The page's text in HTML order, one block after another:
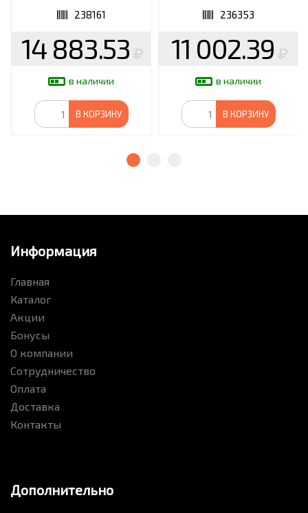
238161
14 883.53
в наличии
В КОРЗИНУ
236353
11 002.39
в наличии
В КОРЗИНУ
Информация
Главная
Каталог
Акции
Бонусы
О компании
Сотрудничество
Оплата
Доставка
Контакты
Дополнительно